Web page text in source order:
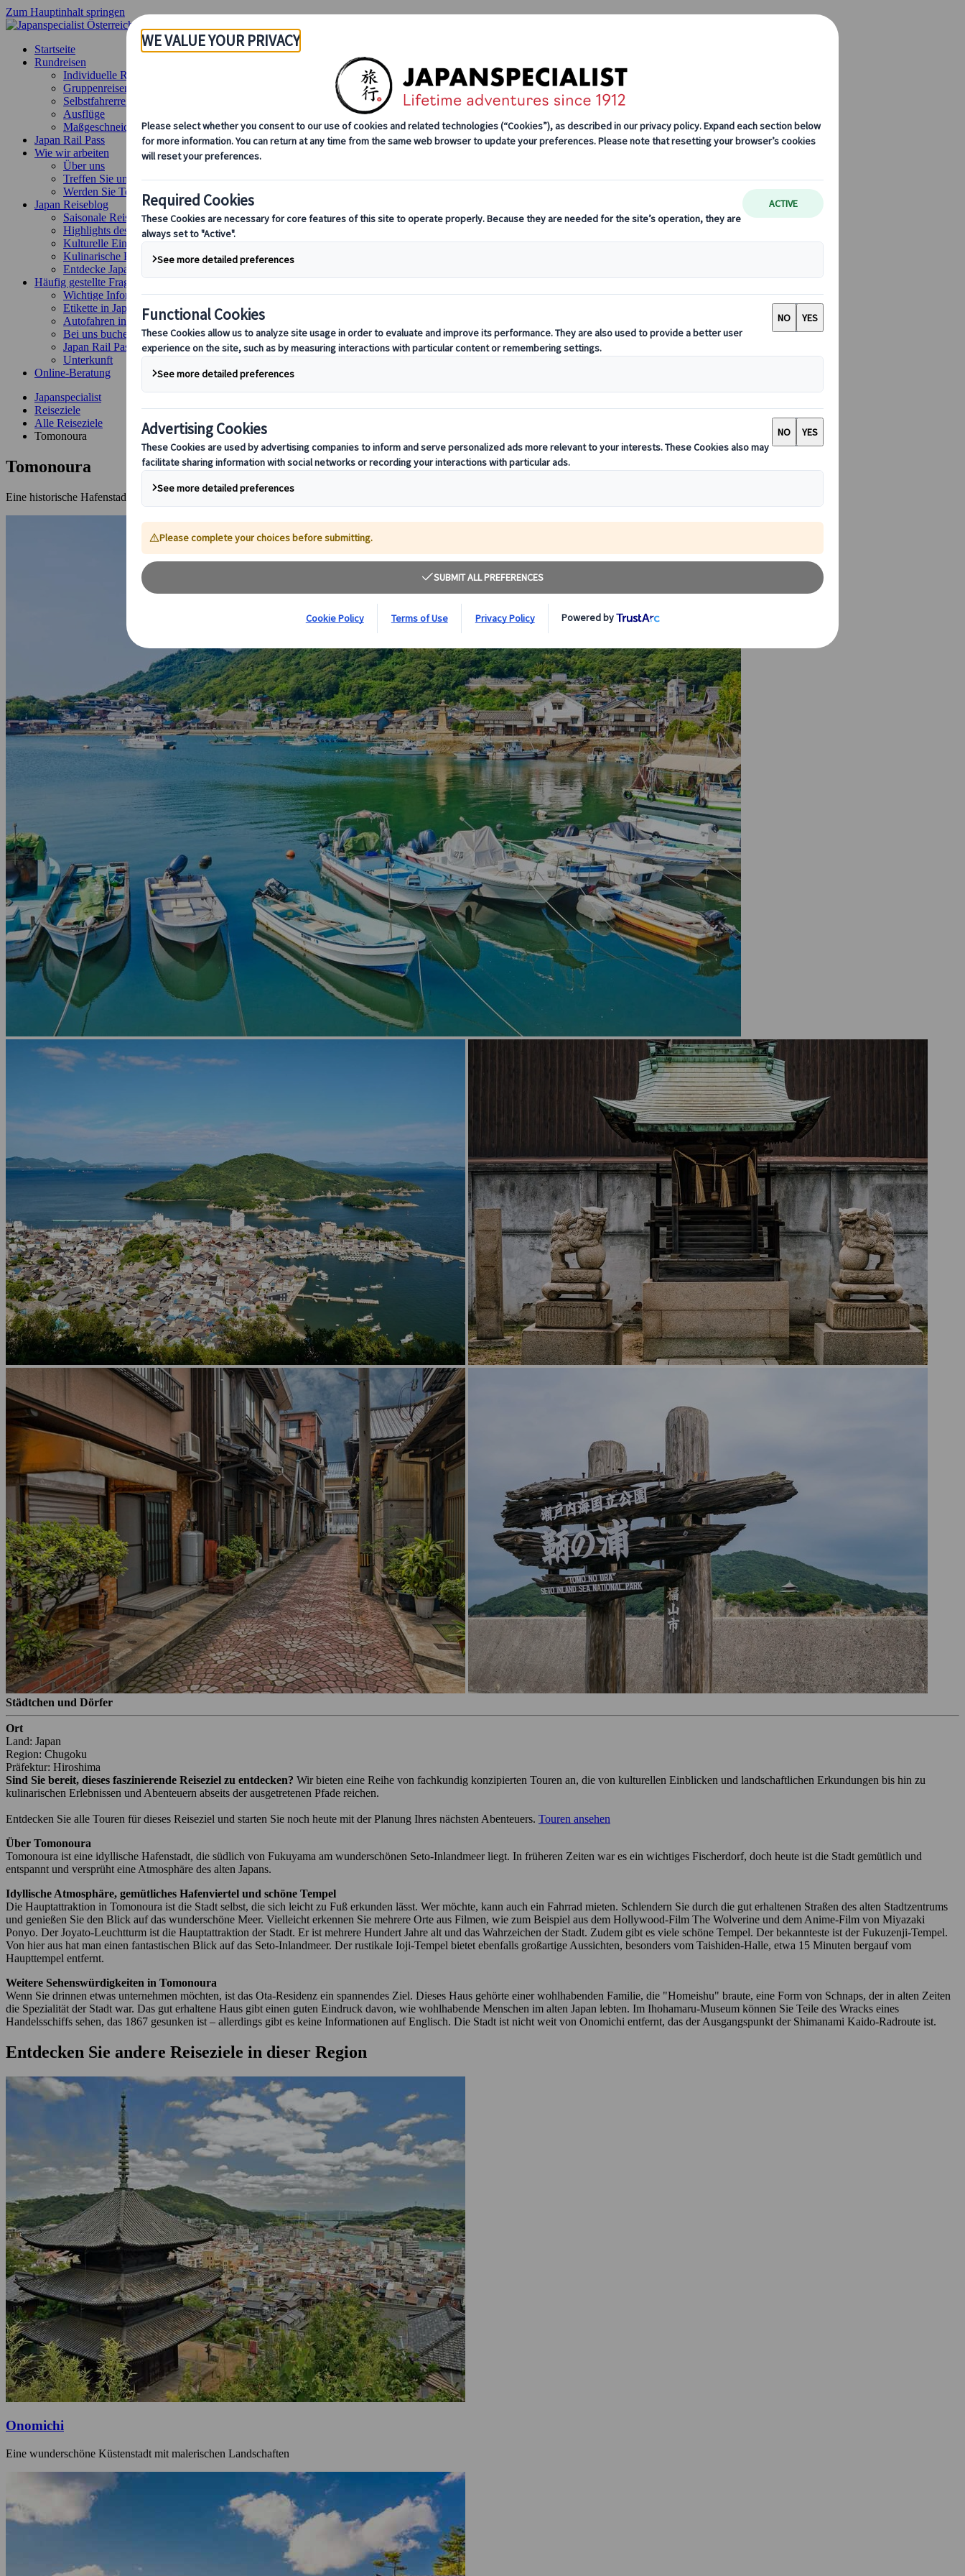
Zum Hauptinhalt springen
Startseite
Rundreisen
Individuelle Reisen
Gruppenreisen
Selbstfahrerreisen
Ausflüge
Maßgeschneiderte Gruppenreisen
Japan Rail Pass
Wie wir arbeiten
Über uns
Treffen Sie unser Team
Werden Sie Teil unseres Teams
Japan Reiseblog
Saisonale Reisetipps
Highlights des Reiseziels
Kulturelle Einblicke
Kulinarische Erlebnisse
Entdecke Japan mit dem Zug
Häufig gestellte Fragen
Wichtige Informationen
Etikette in Japan
Autofahren in Japan
Bei uns buchen
Japan Rail Pass
Unterkunft
Online-Beratung
Japanspecialist
Reiseziele
Alle Reiseziele
Tomonoura
Tomonoura
Eine historische Hafenstadt und Filmkulisse
Städtchen und Dörfer
Ort
Land: Japan
Region: Chugoku
Präfektur: Hiroshima
Sind Sie bereit, dieses faszinierende Reiseziel zu entdecken? Wir bieten eine Reihe von fachkundig konzipierten Touren an, die von kulturellen Einblicken und landschaftlichen Erkundungen bis hin zu
kulinarischen Erlebnissen und Abenteuern abseits der ausgetretenen Pfade reichen.
Entdecken Sie alle Touren für dieses Reiseziel und starten Sie noch heute mit der Planung Ihres nächsten Abenteuers. Touren ansehen
Über Tomonoura
Tomonoura ist eine idyllische Hafenstadt, die südlich von Fukuyama am wunderschönen Seto-Inlandmeer liegt. In früheren Zeiten war es ein wichtiges Fischerdorf, doch heute ist die Stadt gemütlich und
entspannt und versprüht eine Atmosphäre des alten Japans.
Idyllische Atmosphäre, gemütliches Hafenviertel und schöne Tempel
Die Hauptattraktion in Tomonoura ist die Stadt selbst, die sich leicht zu Fuß erkunden lässt. Wer möchte, kann auch ein Fahrrad mieten. Schlendern Sie durch die gut erhaltenen Straßen des alten Stadtzentrums
und genießen Sie den Blick auf das wunderschöne Meer. Vielleicht erkennen Sie mehrere Orte aus Filmen, wie zum Beispiel aus dem Hollywood-Film The Wolverine und dem Anime-Film von Miyazaki
Ponyo. Der Joyato-Leuchtturm ist die Hauptattraktion der Stadt. Er ist mehrere Hundert Jahre alt und das Wahrzeichen der Stadt. Zudem gibt es viele schöne Tempel. Der bekannteste ist der Fukuzenji-Tempel.
Von hier aus hat man einen fantastischen Blick auf das Seto-Inlandmeer. Der rustikale Ioji-Tempel bietet ebenfalls großartige Aussichten, besonders vom Taishiden-Halle, etwa 15 Minuten bergauf vom
Haupttempel entfernt.
Weitere Sehenswürdigkeiten in Tomonoura
Wenn Sie drinnen etwas unternehmen möchten, ist das Ota-Residenz ein spannendes Ziel. Dieses Haus gehörte einer wohlhabenden Familie, die "Homeishu" braute, eine Form von Schnaps, der in alten Zeiten
die Spezialität der Stadt war. Das gut erhaltene Haus gibt einen guten Eindruck davon, wie wohlhabende Menschen im alten Japan lebten. Im Ihohamaru-Museum können Sie Teile des Wracks eines
Handelsschiffs sehen, das 1867 gesunken ist – allerdings gibt es keine Informationen auf Englisch. Die Stadt ist nicht weit von Onomichi entfernt, das der Ausgangspunkt der Shimanami Kaido-Radroute ist.
Entdecken Sie andere Reiseziele in dieser Region
Onomichi
Eine wunderschöne Küstenstadt mit malerischen Landschaften